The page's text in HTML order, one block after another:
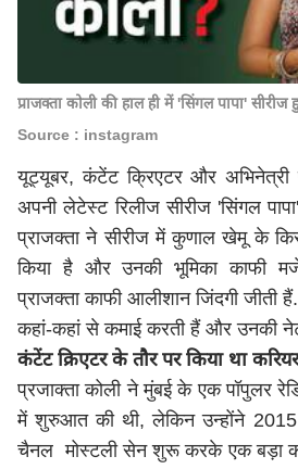
प्राजक्ता कोली की हाल ही में 'सिंगल पापा' सीरीज
Source : instagram
यूट्यूबर, कंटेंट क्रिएटर और अभिनेत्री
अपनी लेटेस्ट रिलीज सीरीज 'सिंगल
प्राजक्ता ने सीरीज में कुणाल खेमू के
किया है और उनकी भूमिका काफी
प्राजक्ता काफी आलीशान जिंदगी जीती
कहां-कहां से कमाई करती हैं और उनकी
कंटेंट क्रिएटर के तौर पर किया था
प्रजाक्ता कोली ने मुंबई के एक पॉपुलर
में शुरुआत की थी, लेकिन उन्होंने
चैनल मोस्टली सेन शुरू करके एक बड़ा